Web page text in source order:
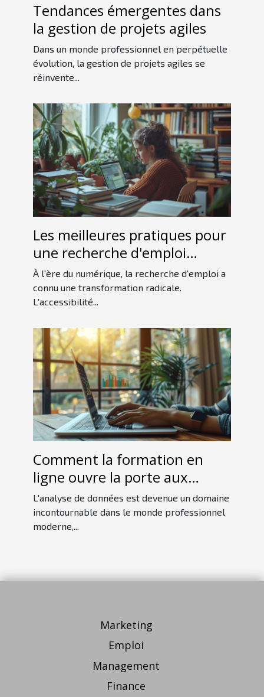
Tendances émergentes dans
la gestion de projets agiles
Dans un monde professionnel en perpétuelle
évolution, la gestion de projets agiles se
réinvente...
Les meilleures pratiques pour
une recherche d'emploi
efficace à l'ère numérique
À l'ère du numérique, la recherche d'emploi a
connu une transformation radicale.
L'accessibilité...
Comment la formation en
ligne ouvre la porte aux
carrières en analyse de
données
L'analyse de données est devenue un domaine
incontournable dans le monde professionnel
moderne,...
Marketing
Emploi
Management
Finance